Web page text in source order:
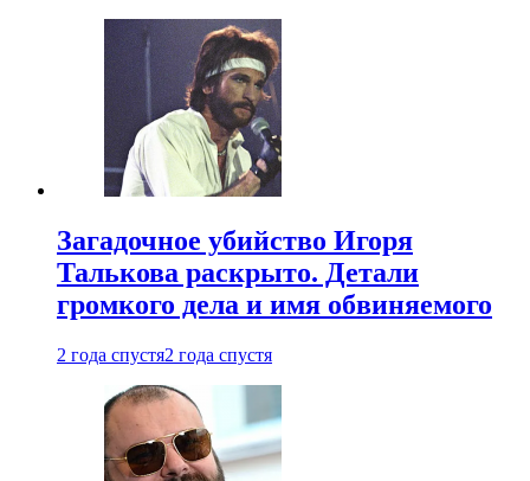
Загадочное убийство Игоря
Талькова раскрыто. Детали
громкого дела и имя обвиняемого
2 года спустя2 года спустя